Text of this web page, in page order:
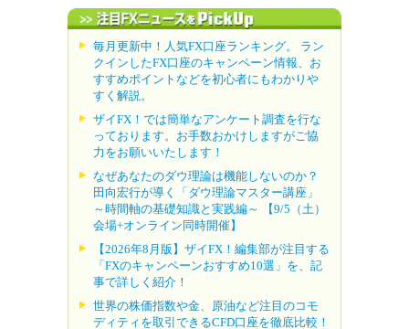
毎月更新中！人気FX口座ランキング。 ラン
クインしたFX口座のキャンペーン情報、お
すすめポイントなどを初心者にもわかりや
すく解説。
ザイFX！では簡単なアンケート調査を行な
っております。お手数おかけしますがご協
力をお願いいたします！
なぜあなたのダウ理論は機能しないのか？
田向宏行が導く「ダウ理論マスター講座」
～時間軸の基礎知識と実践編～ 【9/5（土）
会場+オンライン同時開催】
【2026年8月版】ザイFX！編集部が注目する
「FXのキャンペーンおすすめ10選」を、記
事で詳しく紹介！
世界の株価指数や金、原油など注目のコモ
ディティを取引できるCFD口座を徹底比較！